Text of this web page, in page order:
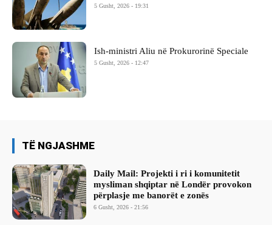
5 Gusht, 2026 - 19:31
Ish-ministri ​Aliu në Prokurorinë Speciale
5 Gusht, 2026 - 12:47
TË NGJASHME
Daily Mail: Projekti i ri i komunitetit
mysliman shqiptar në Londër provokon
përplasje me banorët e zonës
6 Gusht, 2026 - 21:56